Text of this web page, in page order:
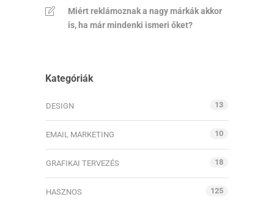
Miért reklámoznak a nagy márkák akkor
is, ha már mindenki ismeri őket?
Kategóriák
DESIGN 13
EMAIL MARKETING 10
GRAFIKAI TERVEZÉS 18
HASZNOS 125